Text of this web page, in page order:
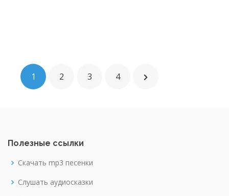
1 2 3 4
Полезные ссылки
Скачать mp3 песенки
Слушать аудиосказки